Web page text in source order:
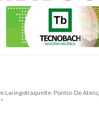
Laringotraqueíte: Pontos De